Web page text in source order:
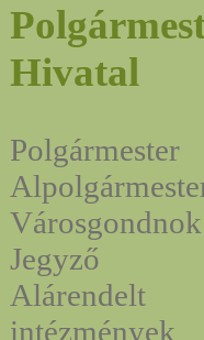
Hivatal
Polgármester
Városgondnok
Jegyző
Alárendelt
intézmények